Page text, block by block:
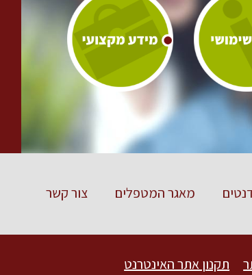
מאגר המטפלים צור קשר
תקנון אתר האינטרנט